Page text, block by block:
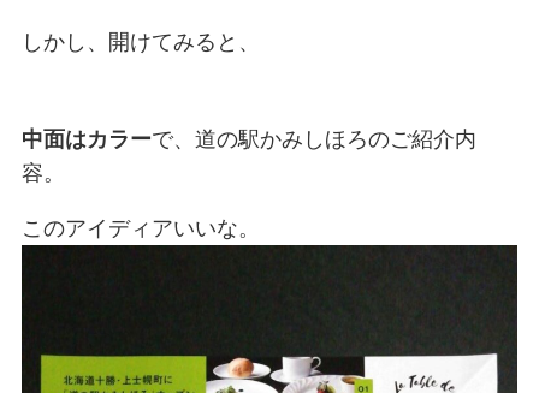
しかし、開けてみると、
中面はカラーで、道の駅かみしほろのご紹介内
容。
このアイディアいいな。